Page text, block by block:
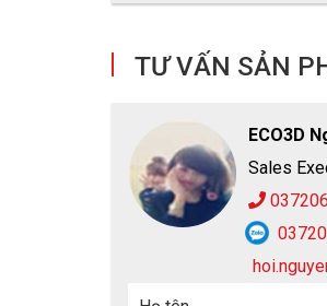
3.2 Thiết kế không
Không vướng víu khi thao
TƯ VẤN SẢN
ECO3D
Sales